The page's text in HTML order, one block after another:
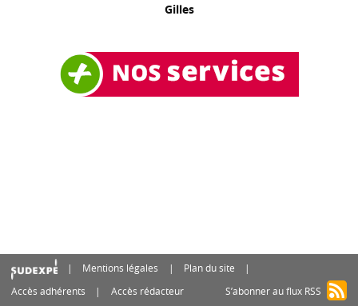
Gilles
Mentions légales
Plan du site
Accès adhérents
Accès rédacteur S’abonner au flux RSS